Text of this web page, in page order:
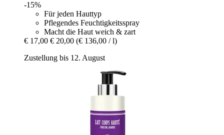
-15%
Für jeden Hauttyp
Pflegendes Feuchtigkeitsspray
Macht die Haut weich & zart
€ 17,00 € 20,00 (€ 136,00 / l)
Zustellung bis 12. August